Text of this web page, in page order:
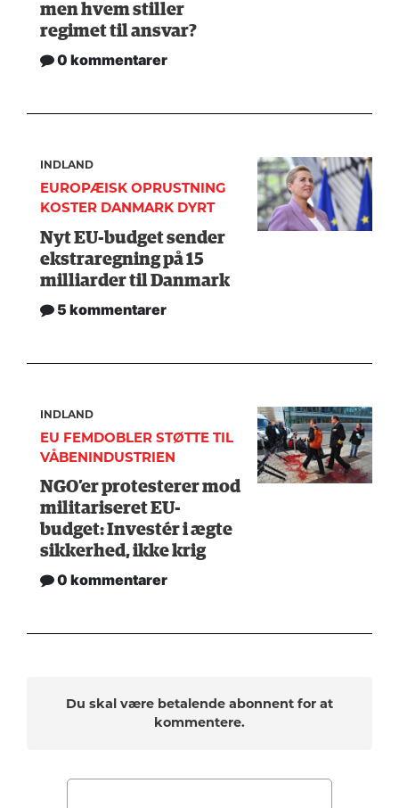
men hvem stiller
regimet til ansvar?
0 kommentarer
INDLAND
EUROPÆISK OPRUSTNING
KOSTER DANMARK DYRT
Nyt EU-budget sender
ekstraregning på 15
milliarder til Danmark
5 kommentarer
INDLAND
EU FEMDOBLER STØTTE TIL
VÅBENINDUSTRIEN
NGO’er protesterer mod
militariseret EU-
budget: Investér i ægte
sikkerhed, ikke krig
0 kommentarer
Du skal være betalende abonnent for at
kommentere.